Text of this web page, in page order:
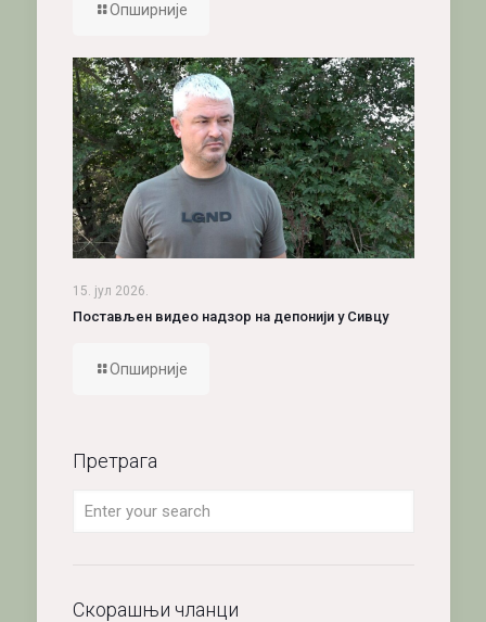
Опширније
15. јул 2026.
Постављен видео надзор на депонији у Сивцу
Опширније
Претрага
Скорашњи чланци